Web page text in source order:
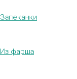
Запеканки
Из фарша